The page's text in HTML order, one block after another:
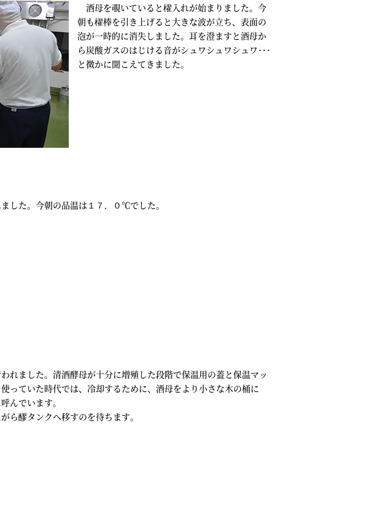
酒母を覗いていると櫂入れが始まりました。今
朝も櫂棒を引き上げると大きな波が立ち、表面の
泡が一時的に消失しました。耳を澄ますと酒母か
ら炭酸ガスのはじける音がシュワシュワシュワ･･･
と微かに聞こえてきました。
した。今朝の品温は１７．０℃でした。
れました。清酒酵母が十分に増殖した段階で保温用の蓋と保温マッ
っていた時代では、冷却するために、酒母をより小さな木の桶に
んでいます。
ら醪タンクへ移すのを待ちます。